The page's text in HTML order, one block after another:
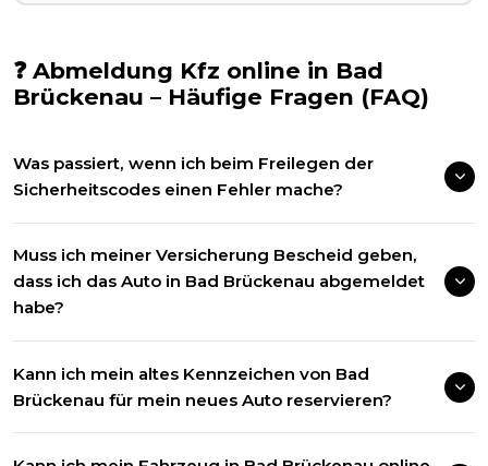
❓ Abmeldung Kfz online in Bad
Brückenau – Häufige Fragen (FAQ)
Was passiert, wenn ich beim Freilegen der
Sicherheitscodes einen Fehler mache?
Muss ich meiner Versicherung Bescheid geben,
dass ich das Auto in Bad Brückenau abgemeldet
habe?
Kann ich mein altes Kennzeichen von Bad
Brückenau für mein neues Auto reservieren?